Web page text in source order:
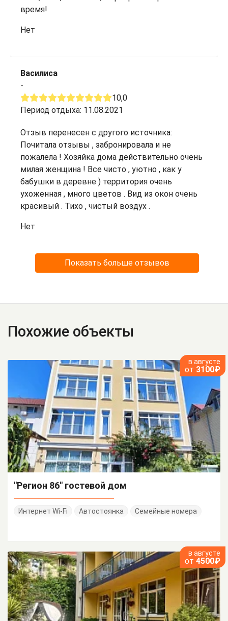
время!
Нет
Василиса
-
10,0
Период отдыха: 11.08.2021
Отзыв перенесен с другого источника:
Почитала отзывы , забронировала и не
пожалела ! Хозяйка дома действительно очень
милая женщина ! Все чисто , уютно , как у
бабушки в деревне ) территория очень
ухоженная , много цветов . Вид из окон очень
красивый . Тихо , чистый воздух .
Нет
Показать больше отзывов
Похожие объекты
в августе
от 3100₽
"Регион 86" гостевой дом
Интернет Wi-Fi Автостоянка Семейные номера
в августе
от 4500₽